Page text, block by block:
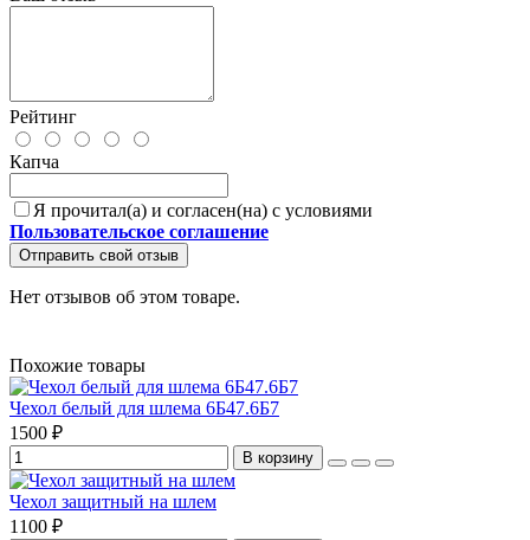
Рейтинг
Капча
Я прочитал(а) и согласен(на) с условиями
Пользовательское соглашение
Отправить свой отзыв
Нет отзывов об этом товаре.
Похожие товары
Чехол белый для шлема 6Б47.6Б7
1500 ₽
В корзину
Чехол защитный на шлем
1100 ₽